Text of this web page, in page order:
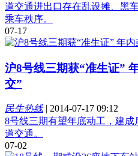
道交通进出口存在乱设摊、黑
乘车秩序。
07-17
沪8号线三期获“准生证”
交”
民生热线| 2014-07-17 09:12
8号线三期有望年底动工，建
道交通。
07-02